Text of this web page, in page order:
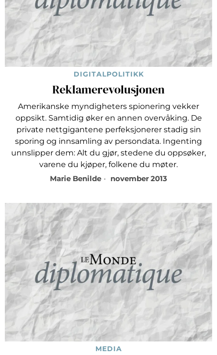
DIGITALPOLITIKK
Reklamerevolusjonen
Amerikanske myndigheters spionering vekker
oppsikt. Samtidig øker en annen overvåking. De
private nettgigantene perfeksjonerer stadig sin
sporing og innsamling av persondata. Ingenting
unnslipper dem: Alt du gjør, stedene du oppsøker,
varene du kjøper, folkene du møter.
Marie Benilde
november 2013
MEDIA